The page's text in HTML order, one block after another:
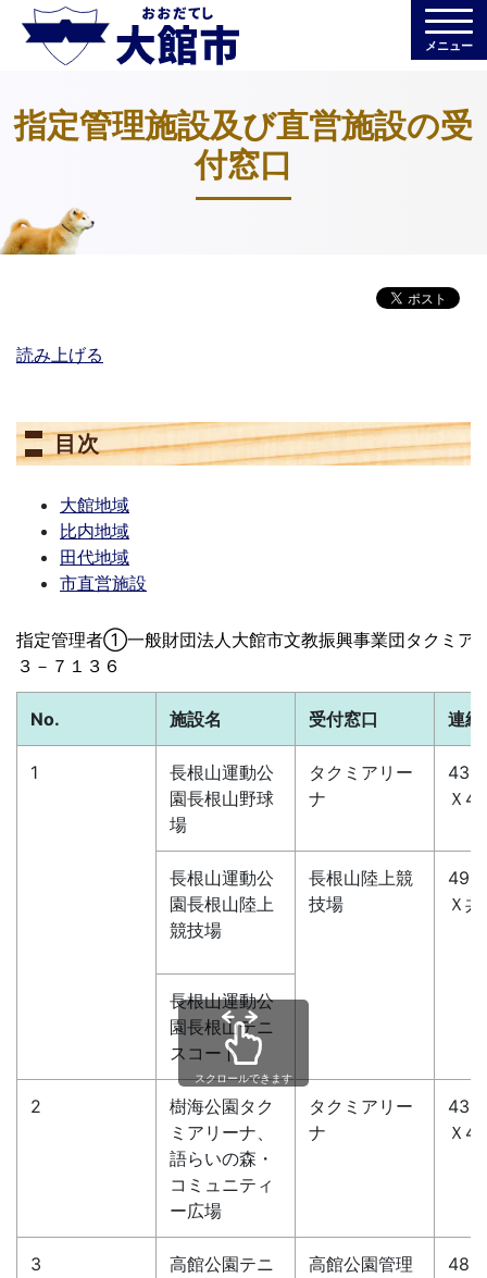
メニュー
指定管理施設及び直営施設の受
付窓口
読み上げる
目次
大館地域
比内地域
田代地域
市直営施設
指定管理者①一般財団法人大館市文教振興事業団タクミア
３－７１３６
No. 施設名 受付窓口 連絡
1
長根山運動公
園長根山野球
場
タクミアリー
ナ
43-
Ｘ
長根山運動公
園長根山陸上
競技場
長根山陸上競
技場
49-
Ｘ
長根山運動公
園長根山テニ
スコート
2
樹海公園タク
ミアリーナ、
語らいの森・
コミュニティ
ー広場
タクミアリー
ナ
43-
Ｘ
3
高館公園テニ
高館公園管理
48-
スクロールできます